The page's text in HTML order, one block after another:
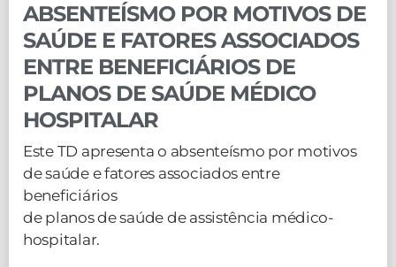
ABSENTEÍSMO POR MOTIVOS DE
SAÚDE E FATORES ASSOCIADOS
ENTRE BENEFICIÁRIOS DE
PLANOS DE SAÚDE MÉDICO
HOSPITALAR
Este TD apresenta o absenteísmo por motivos
de saúde e fatores associados entre
beneficiários
de planos de saúde de assistência médico-
hospitalar.